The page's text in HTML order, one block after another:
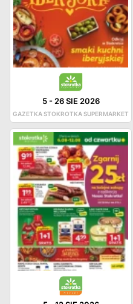
5- 26 SIE 2026
GAZETKA STOKROTKA SUPERMARKET